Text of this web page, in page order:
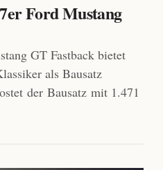
Ford Mustang
GT Fastback bietet
als Bausatz
der Bausatz mit 1.471